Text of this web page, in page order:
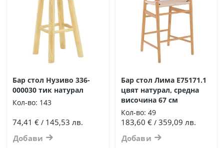
Бар стол Нузиво 336-
000030 тик натурал
Кол-во: 143
74,41 € / 145,53 лв.
Добави
Бар стол Лима E75171.1
цвят натурал, средна
височина 67 см
Кол-во: 49
183,60 €/ 359,09 лв.
Добави